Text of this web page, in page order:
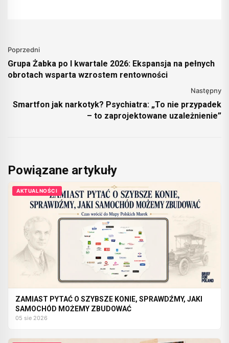
Poprzedni
Grupa Żabka po I kwartale 2026: Ekspansja na pełnych
obrotach wsparta wzrostem rentowności
Następny
Smartfon jak narkotyk? Psychiatra: „To nie przypadek
– to zaprojektowane uzależnienie”
Powiązane artykuły
AKTUALNOŚCI
ZAMIAST PYTAĆ O SZYBSZE KONIE, SPRAWDŹMY, JAKI
SAMOCHÓD MOŻEMY ZBUDOWAĆ
05 sie 2026